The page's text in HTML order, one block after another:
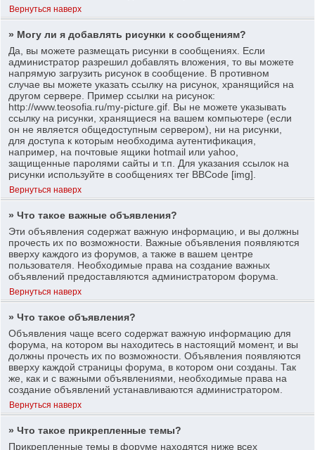
Вернуться наверх
» Могу ли я добавлять рисунки к сообщениям?
Да, вы можете размещать рисунки в сообщениях. Если
администратор разрешил добавлять вложения, то вы можете
напрямую загрузить рисунок в сообщение. В противном
случае вы можете указать ссылку на рисунок, хранящийся на
другом сервере. Пример ссылки на рисунок:
http://www.teosofia.ru/my-picture.gif. Вы не можете указывать
ссылку на рисунки, хранящиеся на вашем компьютере (если
он не является общедоступным сервером), ни на рисунки,
для доступа к которым необходима аутентификация,
например, на почтовые ящики hotmail или yahoo,
защищенные паролями сайты и т.п. Для указания ссылок на
рисунки используйте в сообщениях тег BBCode [img].
Вернуться наверх
» Что такое важные объявления?
Эти объявления содержат важную информацию, и вы должны
прочесть их по возможности. Важные объявления появляются
вверху каждого из форумов, а также в вашем центре
пользователя. Необходимые права на создание важных
объявлений предоставляются администратором форума.
Вернуться наверх
» Что такое объявления?
Объявления чаще всего содержат важную информацию для
форума, на котором вы находитесь в настоящий момент, и вы
должны прочесть их по возможности. Объявления появляются
вверху каждой страницы форума, в котором они созданы. Так
же, как и с важными объявлениями, необходимые права на
создание объявлений устанавливаются администратором.
Вернуться наверх
» Что такое прикрепленные темы?
Прикрепленные темы в форуме находятся ниже всех